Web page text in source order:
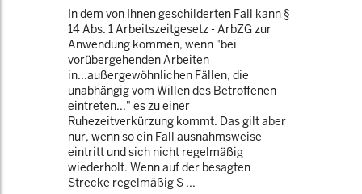
In dem von Ihnen geschilderten Fall kann §
14 Abs. 1 Arbeitszeitgesetz - ArbZG zur
Anwendung kommen, wenn "bei
vorübergehenden Arbeiten
in...außergewöhnlichen Fällen, die
unabhängig vom Willen des Betroffenen
eintreten..." es zu einer
Ruhezeitverkürzung kommt. Das gilt aber
nur, wenn so ein Fall ausnahmsweise
eintritt und sich nicht regelmäßig
wiederholt. Wenn auf der besagten
Strecke regelmäßig S ...